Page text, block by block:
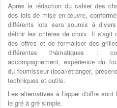
Après la rédaction du cahier des
des lots de mise en œuvre,
différents lots sera soumis à
définir les critères de choix. Il s'agit
des offres et de formaliser des
différentes thématiques :
accompagnement, expérience du
du fournisseur (local/étranger,
techniques et outils.
Les alternatives à l'appel d'offre
le gré à gré simple.